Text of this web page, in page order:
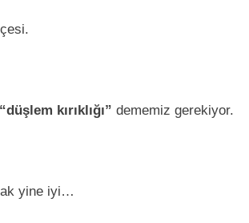
“düşlem kırıklığı” dememiz gerekiyor.
yine iyi…